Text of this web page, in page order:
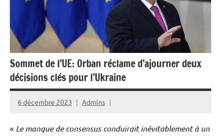
Sommet de l’UE: Orban réclame d’ajourner deux
décisions clés pour l’Ukraine
6 décembre 2023 Admins
« Le manque de consensus conduirait inévitablement à un